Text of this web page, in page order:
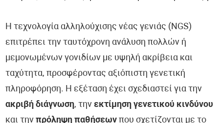
Η τεχνολογία αλληλούχισης νέας γενιάς (NGS)
επιτρέπει την ταυτόχρονη ανάλυση πολλών ή
μεμονωμένων γονιδίων με υψηλή ακρίβεια και
ταχύτητα, προσφέροντας αξιόπιστη γενετική
πληροφόρηση. Η εξέταση έχει σχεδιαστεί για την
ακριβή διάγνωση, τηνεκτίμηση γενετικού κινδύνου
και τηνπρόληψη παθήσεων που σχετίζονται με το